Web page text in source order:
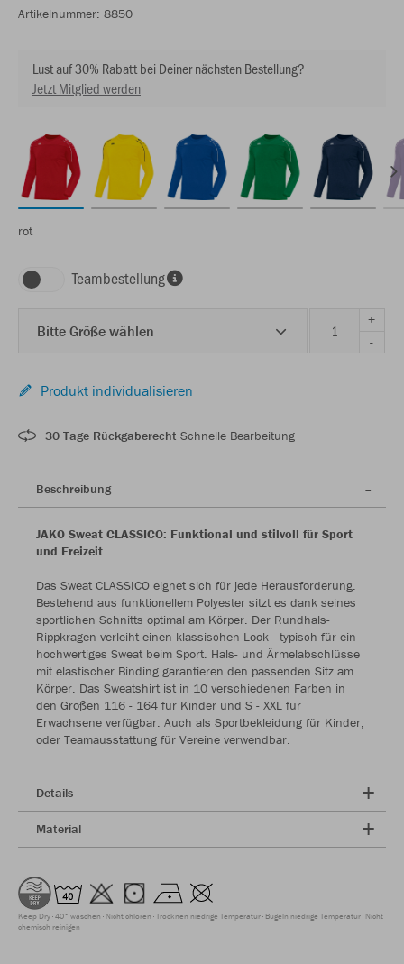
Artikelnummer: 8850
Lust auf 30% Rabatt bei Deiner nächsten Bestellung?
Jetzt Mitglied werden
rot
Teambestellung
Bitte Größe wählen
+
-
Produkt individualisieren
30 Tage Rückgaberecht Schnelle Bearbeitung
Beschreibung
JAKO Sweat CLASSICO: Funktional und stilvoll für Sport
und Freizeit
Das Sweat CLASSICO eignet sich für jede Herausforderung.
Bestehend aus funktionellem Polyester sitzt es dank seines
sportlichen Schnitts optimal am Körper. Der Rundhals-
Rippkragen verleiht einen klassischen Look - typisch für ein
hochwertiges Sweat beim Sport. Hals- und Ärmelabschlüsse
mit elastischer Binding garantieren den passenden Sitz am
Körper. Das Sweatshirt ist in 10 verschiedenen Farben in
den Größen 116 - 164 für Kinder und S - XXL für
Erwachsene verfügbar. Auch als Sportbekleidung für Kinder,
oder Teamausstattung für Vereine verwendbar.
Details
Material
Keep Dry 40° waschen Nicht chloren Trocknen niedrige Temperatur Bügeln niedrige Temperatur Nicht
chemisch reinigen